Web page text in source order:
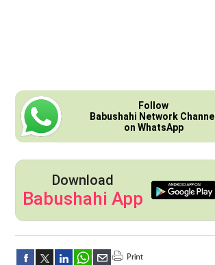
Follow
Babushahi Network Channel
on WhatsApp
Download
Babushahi App